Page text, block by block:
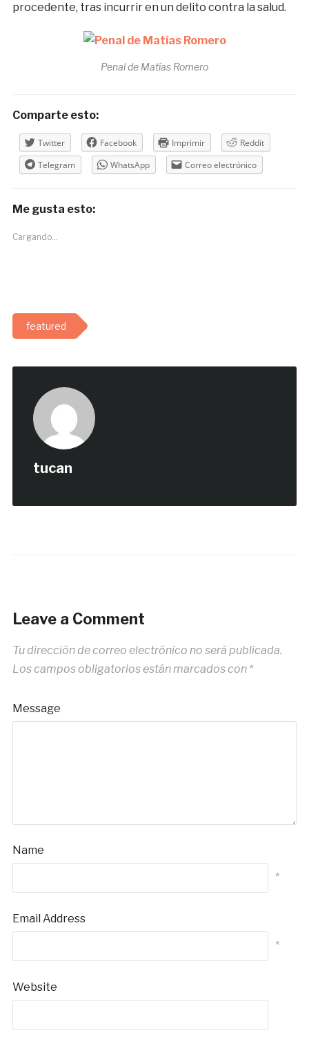
procedente, tras incurrir en un delito contra la salud.
Penal de Matías Romero
Comparte esto:
Twitter Facebook Imprimir
Reddit
Telegram
WhatsApp Correo electrónico
Me gusta esto:
Cargando...
featured
tucan
Leave a Comment
Tu dirección de correo electrónico no será publicada.
Los campos obligatorios están marcados con *
Message
Name
*
Email Address
*
Website